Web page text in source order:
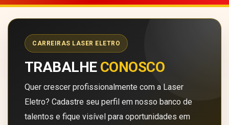
CARREIRAS LASER ELETRO
TRABALHE CONOSCO
Quer crescer profissionalmente com a Laser
Eletro? Cadastre seu perfil em nosso banco de
talentos e fique visível para oportunidades em